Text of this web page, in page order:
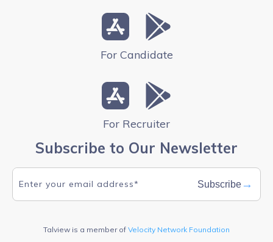
For Candidate
For Recruiter
Subscribe to Our Newsletter
Subscribe →
Talview is a member of Velocity Network Foundation